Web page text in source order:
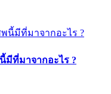
มีที่มาจากอะไร​ ?